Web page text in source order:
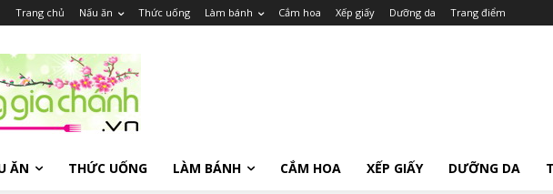
Trang chủ Nấu ăn Thức uống Làm bánh Cắm hoa Xếp giấy Dưỡng da Trang điểm
ĂN THỨC UỐNG LÀM BÁNH CẮM HOA XẾP GIẤY DƯỠNG DA